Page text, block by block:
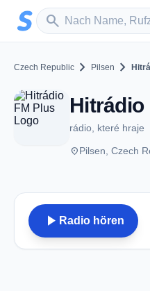
Zum Hauptinhalt springen
search
Sender suchen
Czech Republic chevron_right Pilsen chevron_right
rádio, které hraje
placePilsen, Czech
play_arrow Radio hören